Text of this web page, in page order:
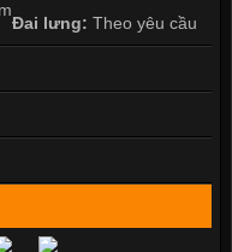
Đai lưng: Theo yêu cầu